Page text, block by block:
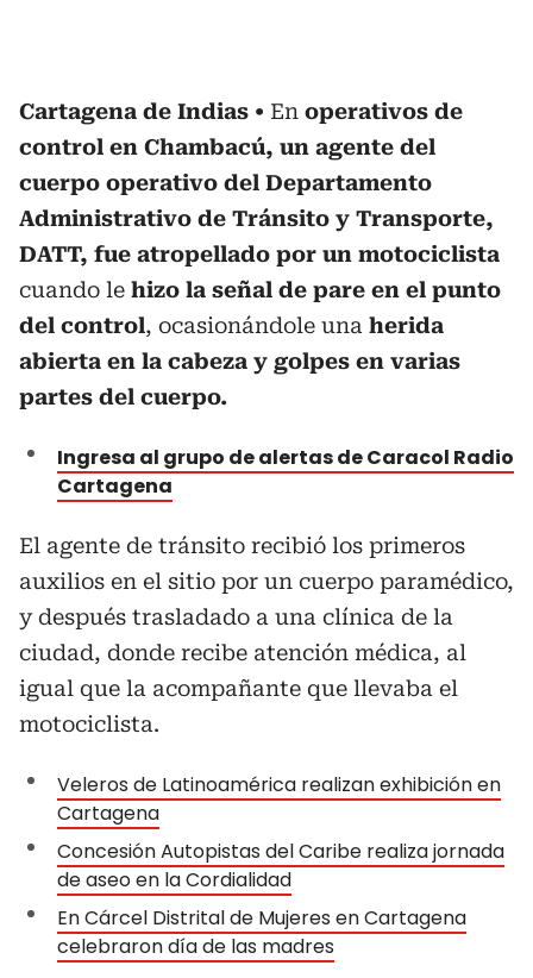
Cartagena de Indias En operativos de
control en Chambacú, un agente del
cuerpo operativo del Departamento
Administrativo de Tránsito y Transporte,
DATT, fue atropellado por un motociclista
cuando le hizo la señal de pare en el punto
del control, ocasionándole una herida
abierta en la cabeza y golpes en varias
partes del cuerpo.
Ingresa al grupo de alertas de Caracol Radio
Cartagena
El agente de tránsito recibió los primeros
auxilios en el sitio por un cuerpo paramédico,
y después trasladado a una clínica de la
ciudad, donde recibe atención médica, al
igual que la acompañante que llevaba el
motociclista.
Veleros de Latinoamérica realizan exhibición en
Cartagena
Concesión Autopistas del Caribe realiza jornada
de aseo en la Cordialidad
En Cárcel Distrital de Mujeres en Cartagena
celebraron día de las madres